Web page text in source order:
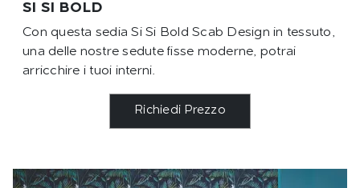
SI SI BOLD
Con questa sedia Si Si Bold Scab Design in tessuto,
una delle nostre sedute fisse moderne, potrai
arricchire i tuoi interni.
Richiedi Prezzo